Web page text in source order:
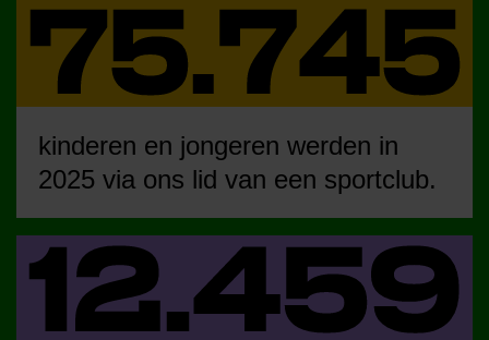
kinderen en jongeren werden in
2025 via ons lid van een sportclub.